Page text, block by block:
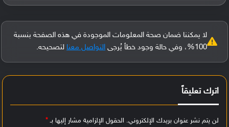
لا يمكننا ضمان صحة المعلومات الموجودة في هذه الصفحة بنسبة
100%، وفي حالة وجود خطأ يُرجى
التواصل معنا لتصحيحه.
اترك تعليقاً
لن يتم نشر عنوان بريدك الإلكتروني. الحقول الإلزامية مشار إليها بـ*